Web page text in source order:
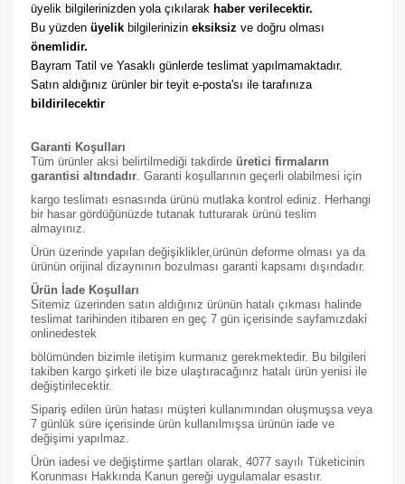
üyelik bilgilerinizden yola çıkılarak haber verilecektir.
Bu yüzden üyelik bilgilerinizin eksiksiz
önemlidir.
Bayram Tatil ve Yasaklı günlerde teslimat yapılmamaktadır.
bildirilecektir
Garanti Koşulları
Tüm ürünler aksi belirtilmediği takdirde üretici firmaların
garantisi altındadır . Garanti koşullarının geçerli olabilmesi için
kargo teslimatı esnasında ürünü mutlaka kontrol ediniz. Herhangi
bir hasar gördüğünüzde tutanak tutturarak ürünü teslim
almayınız.
Ürün üzerinde yapılan değişiklikler,ürünün deforme olması ya da
ürünün orijinal dizaynının bozulması garanti kapsamı dışındadır.
Ürün İade Koşulları
Sitemiz üzerinden satın aldığınız ürünün hatalı çıkması halinde
teslimat tarihinden itibaren en geç 7 gün içerisinde sayfamızdaki
onlinedestek
bölümünden bizimle iletişim kurmanız gerekmektedir. Bu bilgileri
takiben kargo şirketi ile bize ulaştıracağınız hatalı ürün yenisi ile
değiştirilecektir.
Sipariş edilen ürün hatası müşteri kullanımından oluşmuşsa veya
7 günlük süre içerisinde ürün kullanılmışsa ürünün iade ve
değişimi yapılmaz.
Ürün iadesi ve değiştirme şartları olarak, 4077 sayılı Tüketicinin
Korunması Hakkında Kanun gereği uygulamalar esastır.